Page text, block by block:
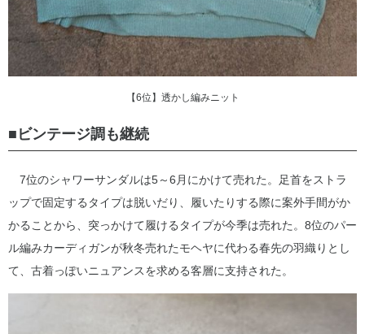
【6位】透かし編みニット
■ビンテージ調も継続
7位のシャワーサンダルは5～6月にかけて売れた。足首をストラ
ップで固定するタイプは脱いだり、履いたりする際に案外手間がか
かることから、突っかけて履けるタイプが今季は売れた。8位のパー
ル編みカーディガンが秋冬売れたモヘヤに代わる春先の羽織りとし
て、古着っぽいニュアンスを求める客層に支持された。